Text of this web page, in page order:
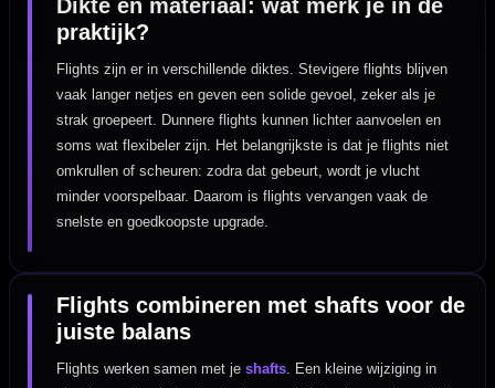
Dikte en materiaal: wat merk je in de
praktijk?
Flights zijn er in verschillende diktes. Stevigere flights blijven
vaak langer netjes en geven een solide gevoel, zeker als je
strak groepeert. Dunnere flights kunnen lichter aanvoelen en
soms wat flexibeler zijn. Het belangrijkste is dat je flights niet
omkrullen of scheuren: zodra dat gebeurt, wordt je vlucht
minder voorspelbaar. Daarom is flights vervangen vaak de
snelste en goedkoopste upgrade.
Flights combineren met shafts voor de
juiste balans
Flights werken samen met jeshafts. Een kleine wijziging in